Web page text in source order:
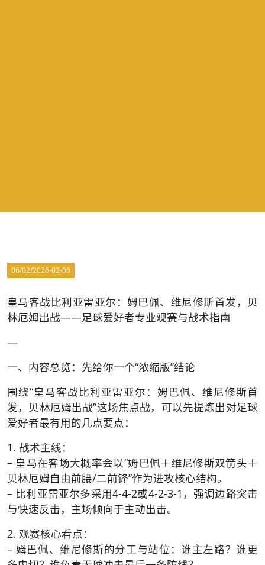
06/02/2026-02-06
皇马客战比利亚雷亚尔：姆巴佩、维尼修斯首发，贝
林厄姆出战——足球爱好者专业观赛与战术指南
—
一、内容总览：先给你一个“浓缩版”结论
围绕“皇马客战比利亚雷亚尔：姆巴佩、维尼修斯首
发，贝林厄姆出战”这场焦点战，可以先提炼出对足球
爱好者最有用的几点要点：
1. 战术主线：
– 皇马在客场大概率会以“姆巴佩＋维尼修斯双箭头＋
贝林厄姆自由前腰/二前锋”作为进攻核心结构。
– 比利亚雷亚尔多采用4-4-2或4-2-3-1，强调边路突击
与快速反击，主场倾向于主动出击。
2. 观赛核心看点：
– 姆巴佩、维尼修斯的分工与站位：谁主左路？谁更